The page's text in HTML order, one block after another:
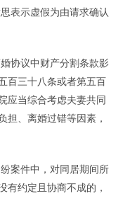
表示虚假为由请求确认
协议中财产分割条款影
百三十八条或者第五百
应当综合考虑夫妻共同
担、离婚过错等因素，
案件中，对同居期间所
有约定且协商不成的，